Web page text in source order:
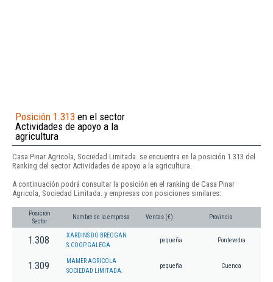
Posición 1.313 en el sector
Actividades de apoyo a la
agricultura
Casa Pinar Agricola, Sociedad Limitada. se encuentra en la posición 1.313 del
Ranking del sector Actividades de apoyo a la agricultura.
A continuación podrá consultar la posición en el ranking de Casa Pinar
Agricola, Sociedad Limitada. y empresas con posiciones similares:
Posición
Sector
Nombre de la empresa Ventas (€) Provincia
1.308
XARDINS DO BREOGAN
S.COOP.GALEGA
pequeña Pontevedra
1.309
MAMER AGRICOLA
SOCIEDAD LIMITADA.
pequeña Cuenca